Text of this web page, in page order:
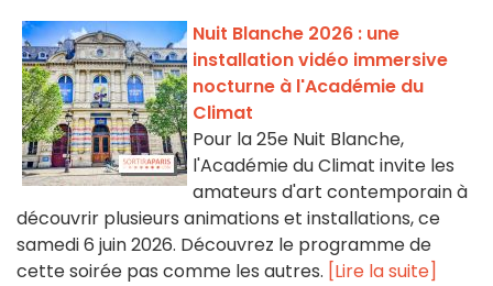
Nuit Blanche 2026 : une
installation vidéo immersive
nocturne à l'Académie du
Climat
Pour la 25e Nuit Blanche,
l'Académie du Climat invite les
amateurs d'art contemporain à
découvrir plusieurs animations et installations, ce
samedi 6 juin 2026. Découvrez le programme de
cette soirée pas comme les autres. [Lire la suite]